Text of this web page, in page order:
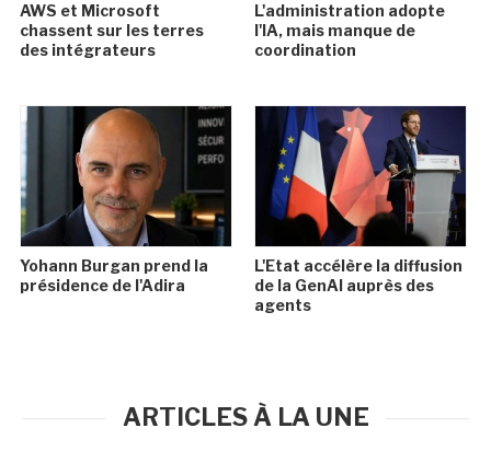
AWS et Microsoft
chassent sur les terres
des intégrateurs
L'administration adopte
l'IA, mais manque de
coordination
Yohann Burgan prend la
présidence de l'Adira
L'Etat accélère la diffusion
de la GenAI auprès des
agents
ARTICLES À LA UNE